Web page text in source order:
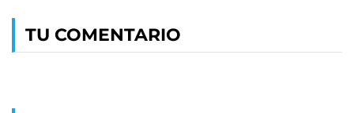
TU COMENTARIO